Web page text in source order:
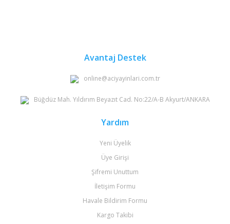
Avantaj Destek
online@aciyayinlari.com.tr
Büğdüz Mah. Yıldırım Beyazıt Cad. No:22/A-B Akyurt/ANKARA
Yardım
Yeni Üyelik
Üye Girişi
Şifremi Unuttum
İletişim Formu
Havale Bildirim Formu
Kargo Takibi